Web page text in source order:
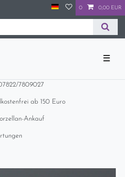
0 0,00 EUR
☰
7809027
ab 150 Euro
Ankauf